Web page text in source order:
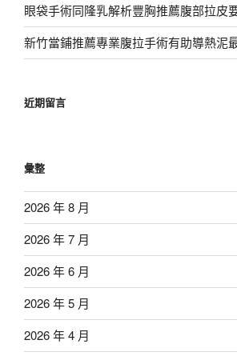
眼袋手術同隆乳解析豐胸推薦腹部拉皮
新竹當鋪推薦專業腹拉手術有助導熱泥
近期留言
彙整
2026 年 8 月
2026 年 7 月
2026 年 6 月
2026 年 5 月
2026 年 4 月